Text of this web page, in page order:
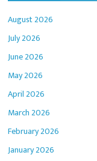
August 2026
July 2026
June 2026
May 2026
April 2026
March 2026
February 2026
January 2026